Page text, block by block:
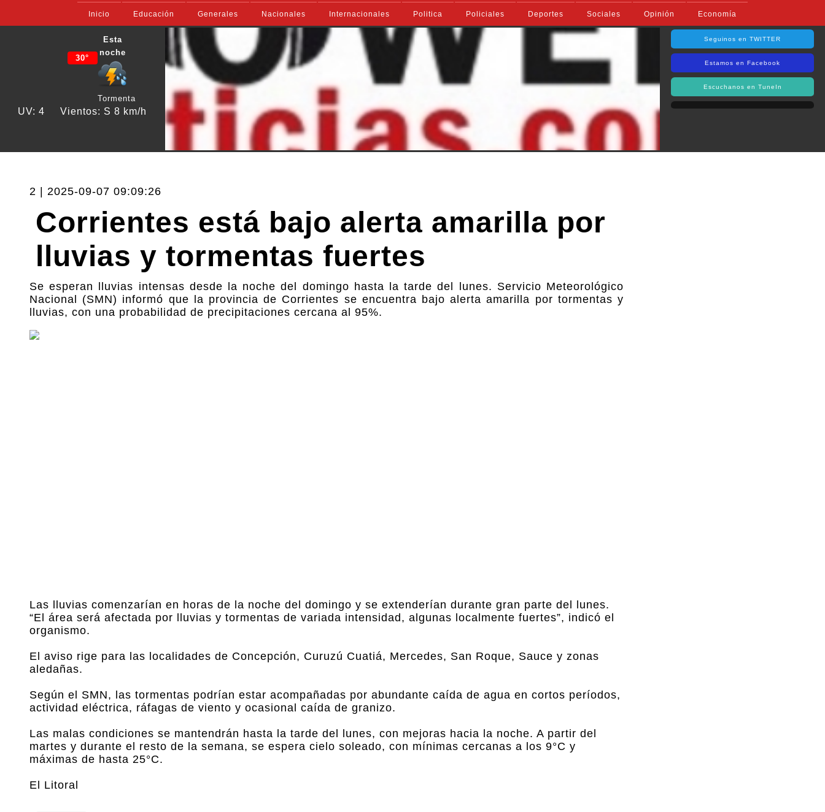
Inicio Educación Generales Nacionales Internacionales Politica Policiales Deportes Sociales Opinión Economía
30°
Esta
noche
Tormenta
UV: 4 Vientos: S 8 km/h
Seguinos en TWITTER
Estamos en Facebook
Escuchanos en TuneIn
2 | 2025-09-07 09:09:26
Corrientes está bajo alerta amarilla por
lluvias y tormentas fuertes
Se esperan lluvias intensas desde la noche del domingo hasta la tarde del lunes. Servicio Meteorológico
Nacional (SMN) informó que la provincia de Corrientes se encuentra bajo alerta amarilla por tormentas y
lluvias, con una probabilidad de precipitaciones cercana al 95%.
Las lluvias comenzarían en horas de la noche del domingo y se extenderían durante gran parte del lunes.
“El área será afectada por lluvias y tormentas de variada intensidad, algunas localmente fuertes”, indicó el
organismo.
El aviso rige para las localidades de Concepción, Curuzú Cuatiá, Mercedes, San Roque, Sauce y zonas
aledañas.
Según el SMN, las tormentas podrían estar acompañadas por abundante caída de agua en cortos períodos,
actividad eléctrica, ráfagas de viento y ocasional caída de granizo.
Las malas condiciones se mantendrán hasta la tarde del lunes, con mejoras hacia la noche. A partir del
martes y durante el resto de la semana, se espera cielo soleado, con mínimas cercanas a los 9°C y
máximas de hasta 25°C.
El Litoral